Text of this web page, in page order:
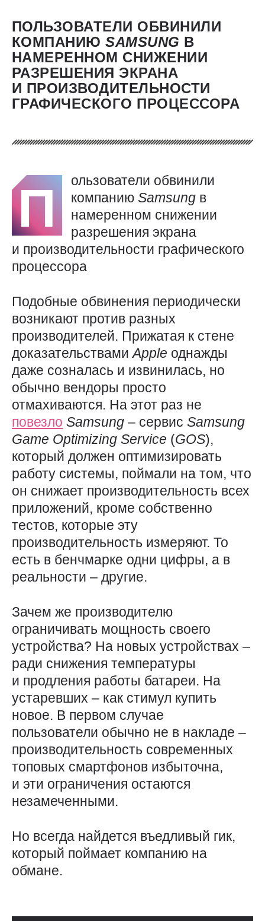
ПОЛЬЗОВАТЕЛИ ОБВИНИЛИ
КОМПАНИЮSAMSUNG В
НАМЕРЕННОМ СНИЖЕНИИ
РАЗРЕШЕНИЯ ЭКРАНА
И ПРОИЗВОДИТЕЛЬНОСТИ
ГРАФИЧЕСКОГО ПРОЦЕССОРА
П
ользователи обвинили
компанию Samsung в
намеренном снижении
разрешения экрана
и производительности графического
процессора
Подобные обвинения периодически
возникают против разных
производителей. Прижатая к стене
доказательствамиApple однажды
даже созналась и извинилась, но
обычно вендоры просто
отмахиваются. На этот раз не
повезло Samsung – сервис Samsung
Game Optimizing Service (GOS),
который должен оптимизировать
работу системы, поймали на том, что
он снижает производительность всех
приложений, кроме собственно
тестов, которые эту
производительность измеряют. То
есть в бенчмарке одни цифры, а в
реальности – другие.
Зачем же производителю
ограничивать мощность своего
устройства? На новых устройствах –
ради снижения температуры
и продления работы батареи. На
устаревших – как стимул купить
новое. В первом случае
пользователи обычно не в накладе –
производительность современных
топовых смартфонов избыточна,
и эти ограничения остаются
незамеченными.
Но всегда найдется въедливый гик,
который поймает компанию на
обмане.